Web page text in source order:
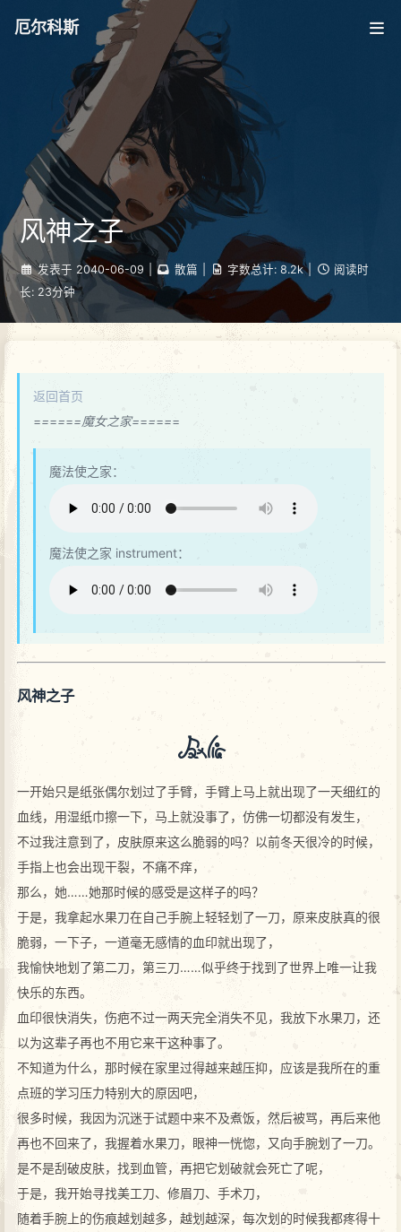
厄尔科斯
风神之子
发表于 2040-06-09 散篇 字数总计: 8.2k |
阅读时
长: 23分钟
返回首页
======魔女之家======
魔法使之家：
魔法使之家 instrument：
风神之子
wenka
一开始只是纸张偶尔划过了手臂，手臂上马上就出现了一天细红的
血线，用湿纸巾擦一下，马上就没事了，仿佛一切都没有发生，
不过我注意到了，皮肤原来这么脆弱的吗？以前冬天很冷的时候，
手指上也会出现干裂，不痛不痒，
那么，她……她那时候的感受是这样子的吗？
于是，我拿起水果刀在自己手腕上轻轻划了一刀，原来皮肤真的很
脆弱，一下子，一道毫无感情的血印就出现了，
我愉快地划了第二刀，第三刀……似乎终于找到了世界上唯一让我
快乐的东西。
血印很快消失，伤疤不过一两天完全消失不见，我放下水果刀，还
以为这辈子再也不用它来干这种事了。
不知道为什么，那时候在家里过得越来越压抑，应该是我所在的重
点班的学习压力特别大的原因吧，
很多时候，我因为沉迷于试题中来不及煮饭，然后被骂，再后来他
再也不回来了，我握着水果刀，眼神一恍惚，又向手腕划了一刀。
是不是刮破皮肤，找到血管，再把它划破就会死亡了呢，
于是，我开始寻找美工刀、修眉刀、手术刀，
随着手腕上的伤痕越划越多，越划越深，每次划的时候我都疼得十